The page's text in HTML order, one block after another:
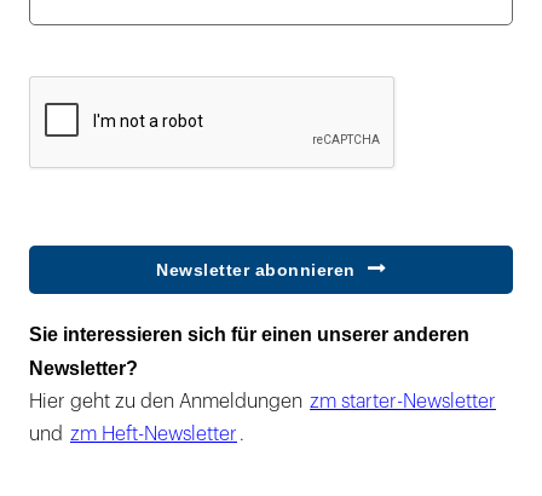
Newsletter abonnieren
Sie interessieren sich für einen unserer anderen
Newsletter?
Hier geht zu den Anmeldungen zm starter-Newsletter
und zm Heft-Newsletter .